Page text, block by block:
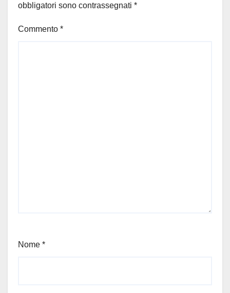
obbligatori sono contrassegnati *
Commento *
Nome *